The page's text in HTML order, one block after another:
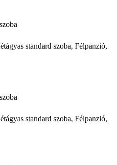
standard szoba, Félpanzió,
standard szoba, Félpanzió,